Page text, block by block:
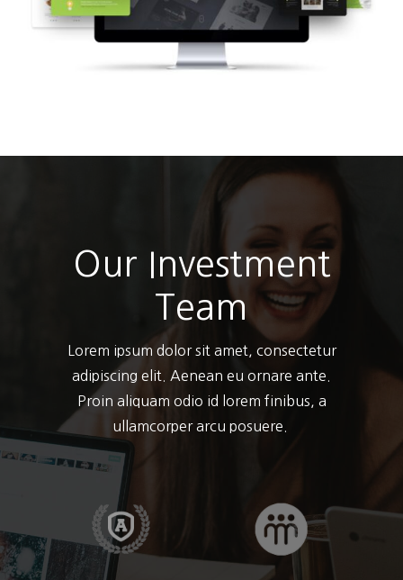
Our Investment
Team
Lorem ipsum dolor sit amet, consectetur
adipiscing elit. Aenean eu ornare ante.
Proin aliquam odio id lorem finibus, a
ullamcorper arcu posuere.